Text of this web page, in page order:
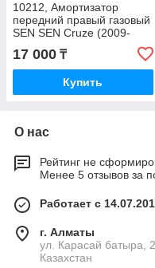
10212, Амортизатор
передний правый газовый
SEN SEN Cruze (2009-
2018) 13331987
17 000 ₸
Купить
О нас
Рейтинг не
Менее 5 отзывов за
Работает с
г. Алматы
ул. Карасай батыра,
Казахстан